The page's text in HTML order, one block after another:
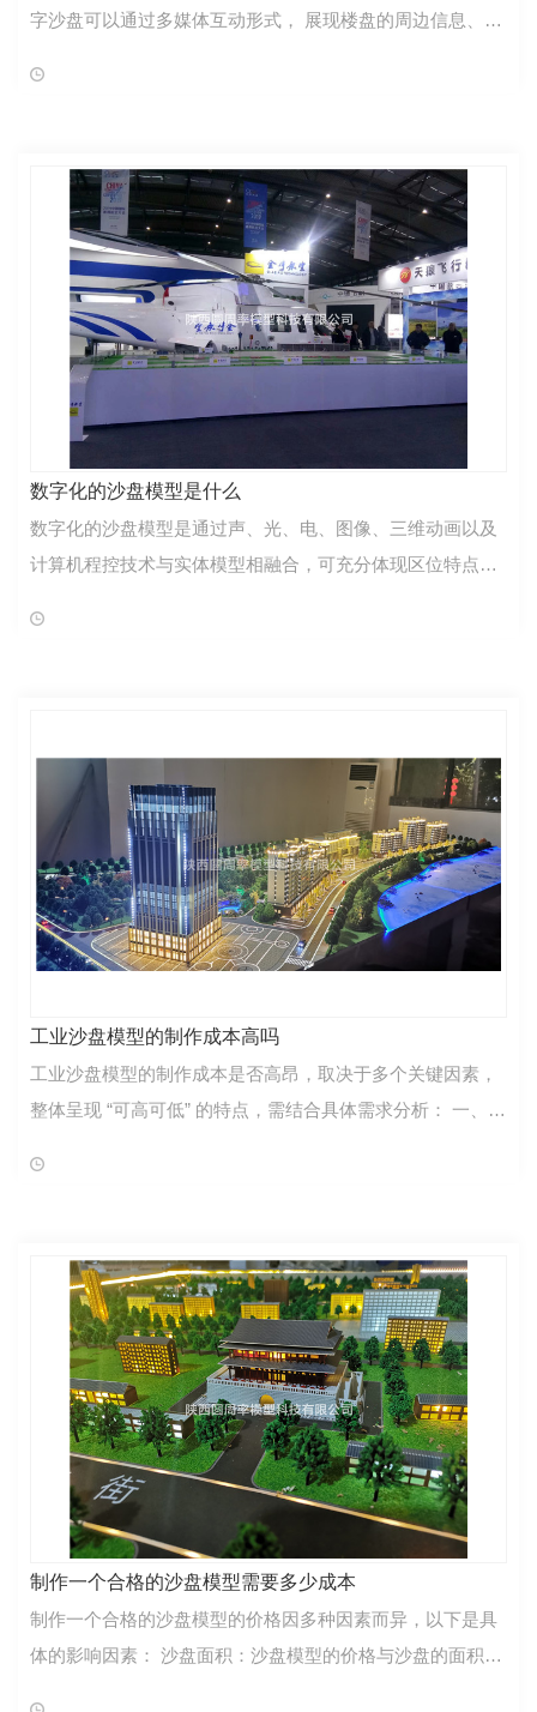
字沙盘可以通过多媒体互动形式， 展现楼盘的周边信息、环
数字化的沙盘模型是什么
数字化的沙盘模型是通过声、光、电、图像、三维动画以及
计算机程控技术与实体模型相融合，可充分体现区位特点，
工业沙盘模型的制作成本高吗
工业沙盘模型的制作成本是否高昂，取决于多个关键因素，
整体呈现 “可高可低” 的特点，需结合具体需求分析： 一、影
制作一个合格的沙盘模型需要多少成本
制作一个合格的沙盘模型的价格因多种因素而异，以下是具
体的影响因素： 沙盘面积：沙盘模型的价格与沙盘的面积大